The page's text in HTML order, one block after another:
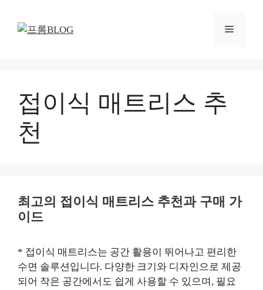
메
접이식 매트리스 추
천
최고의 접이식 매트리스 추천과 구매 가
이드
* 접이식 매트리스는 공간 활용이 뛰어나고 편리한
수면 솔루션입니다. 다양한 크기와 디자인으로 제공
되어 작은 공간에서도 쉽게 사용할 수 있으며, 필요